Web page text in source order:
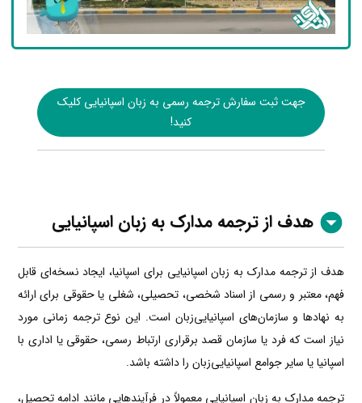
جهت ثبت سفارش ترجمه رسمی به زبان اسپانیایی کلیک
کنید!
هدف از ترجمه مدارک به زبان اسپانیایی
هدف از ترجمه مدارک به زبان اسپانیایی برای اسپانیا، ایجاد نسخه‌ای قابل
فهم، معتبر و رسمی از اسناد شخصی، تحصیلی، شغلی یا حقوقی برای ارائه
به نهادها و سازمان‌های اسپانیایی‌زبان است. این نوع ترجمه زمانی مورد
نیاز است که فرد یا سازمان قصد برقراری ارتباط رسمی، حقوقی یا اداری با
اسپانیا یا سایر جوامع اسپانیایی‌زبان را داشته باشد.
ترجمه مدارک به زبان اسپانیایی معمولاً در فرآیندهایی مانند ادامه تحصیل،